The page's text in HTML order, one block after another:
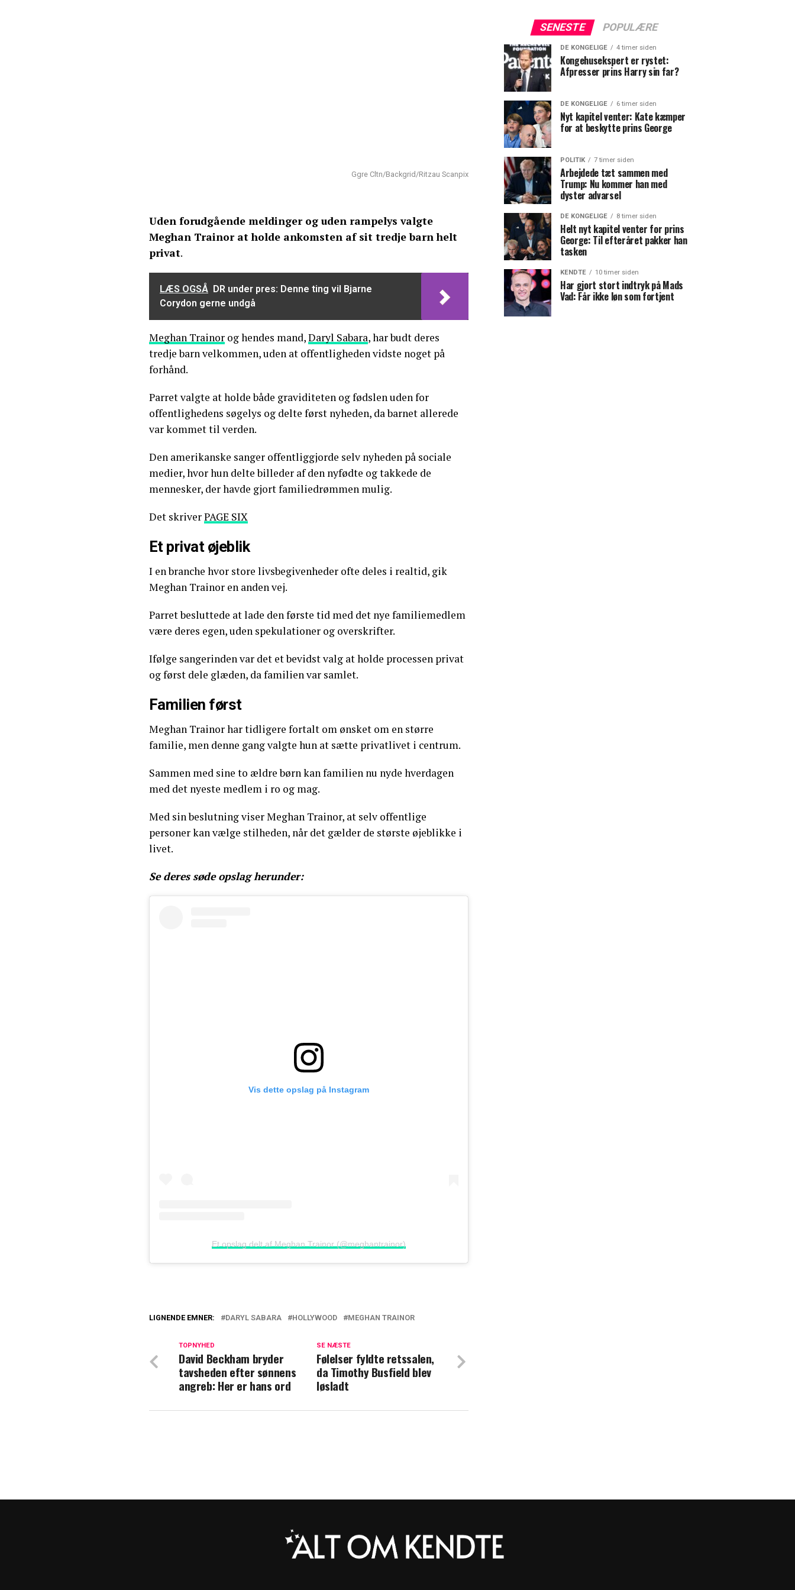
Ggre Cltn/Backgrid/Ritzau Scanpix
Uden forudgående meldinger og uden rampelys valgte
Meghan Trainor at holde ankomsten af sit tredje barn helt
privat.
LÆS OGSÅ DR under pres: Denne ting vil Bjarne
Corydon gerne undgå
Meghan Trainor og hendes mand,Daryl Sabara, har budt deres
tredje barn velkommen, uden at offentligheden vidste noget på
forhånd.
Parret valgte at holde både graviditeten og fødslen uden for
offentlighedens søgelys og delte først nyheden, da barnet allerede
var kommet til verden.
Den amerikanske sanger offentliggjorde selv nyheden på sociale
medier, hvor hun delte billeder af den nyfødte og takkede de
mennesker, der havde gjort familiedrømmen mulig.
Det skriverPAGE SIX
Et privat øjeblik
I en branche hvor store livsbegivenheder ofte deles i realtid, gik
Meghan Trainor en anden vej.
Parret besluttede at lade den første tid med det nye familiemedlem
være deres egen, uden spekulationer og overskrifter.
Ifølge sangerinden var det et bevidst valg at holde processen privat
og først dele glæden, da familien var samlet.
Familien først
Meghan Trainor har tidligere fortalt om ønsket om en større
familie, men denne gang valgte hun at sætte privatlivet i centrum.
Sammen med sine to ældre børn kan familien nu nyde hverdagen
med det nyeste medlem i ro og mag.
Med sin beslutning viser Meghan Trainor, at selv offentlige
personer kan vælge stilheden, når det gælder de største øjeblikke i
livet.
Se deres søde opslag herunder:
Vis dette opslag på Instagram
Et opslag delt af Meghan Trainor (@meghantrainor)
John Ashton er død
LIGNENDE EMNER: DARYL SABARA HOLLYWOOD MEGHAN TRAINOR
SE NÆSTE
Følelser fyldte retssalen,
da Timothy Busfield blev
løsladt
TOPNYHED
David Beckham bryder
tavsheden efter sønnens
angreb: Her er hans ord
SENESTE POPULÆRE
DE KONGELIGE 4 timer siden
Kongehusekspert er rystet:
Afpresser prins Harry sin far?
DE KONGELIGE 6 timer siden
Nyt kapitel venter: Kate kæmper
for at beskytte prins George
POLITIK 7 timer siden
Arbejdede tæt sammen med
Trump: Nu kommer han med
dyster advarsel
DE KONGELIGE 8 timer siden
Helt nyt kapitel venter for prins
George: Til efteråret pakker han
tasken
KENDTE 10 timer siden
Har gjort stort indtryk på Mads
Vad: Får ikke løn som fortjent